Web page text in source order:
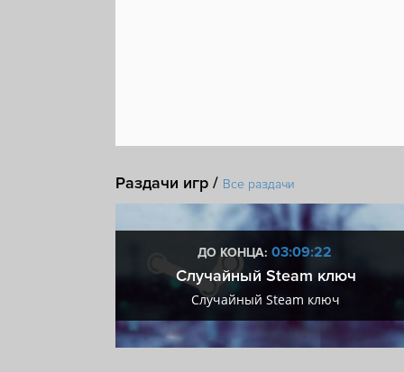
Раздачи игр / Все раздачи
ДО КОНЦА: 03:09:22
Случайный Steam ключ
Случайный Steam ключ